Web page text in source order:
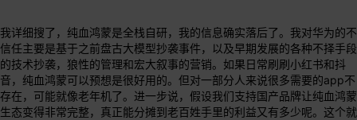
我详细搜了，纯血鸿蒙是全栈自研，我的信息确实落后了。我对华为的不
信任主要是基于之前盘古大模型抄袭事件，以及早期发展的各种不择手段
的技术抄袭，狼性的管理和宏大叙事的营销。如果日常刷刷小红书和抖
音，纯血鸿蒙可以预想是很好用的。但对一部分人来说很多需要的app不
存在，可能就像老年机了。进一步说，假设我们支持国产品牌让纯血鸿蒙
生态变得非常完整，真正能分摊到老百姓手里的利益又有多少呢。这个就